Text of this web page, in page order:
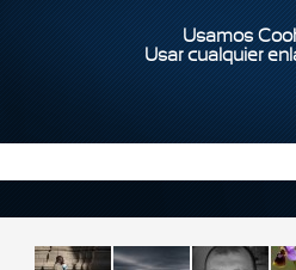
Usamos
Usar cualquier